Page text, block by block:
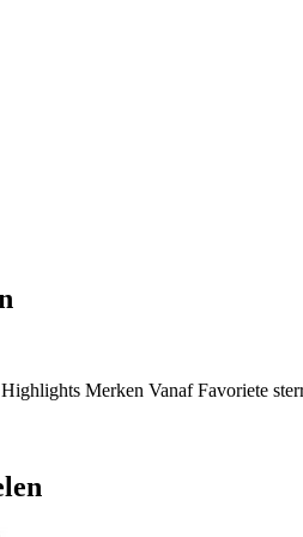
Highlights Merken Vanaf Favoriete